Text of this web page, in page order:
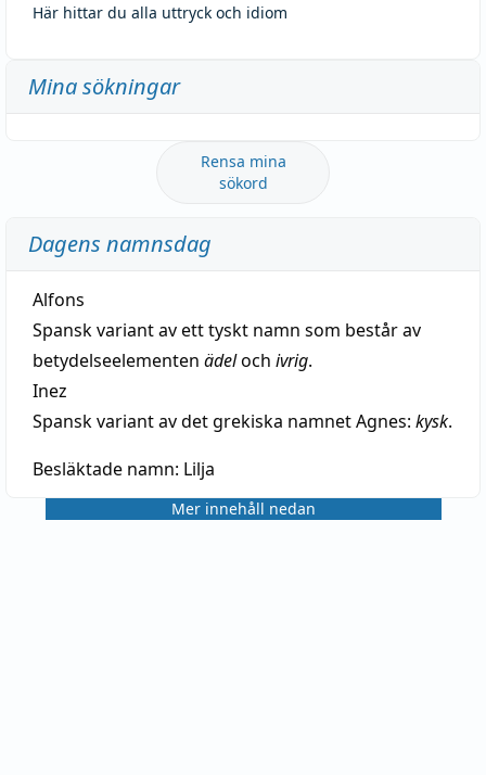
Här hittar du alla uttryck och idiom
Mina sökningar
Rensa mina
sökord
Dagens namnsdag
Alfons
Spansk variant av ett tyskt namn som består av
betydelseelementen ädeloch ivrig.
Inez
Spansk variant av det grekiska namnet Agnes: kysk.
Besläktade namn: Lilja
Mer innehåll nedan